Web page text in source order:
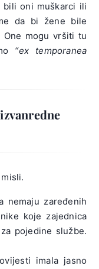
bili oni muškarci ili
da bi žene bile
One mogu vršiti tu
“ex temporanea
nemaju zaređenih
koje zajednica
pojedine službe.
imala jasno